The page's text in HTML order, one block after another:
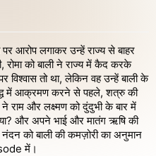
आरोप लगाकर उन्हें राज्य से बाहर
रोमा को बाली ने राज्य में कैद करके
विश्वास तो था, लेकिन वह उन्हें बाली के
युद्ध में आक्रमण करने से पहले, शत्रु की
ने राम और लक्ष्मण को दुंदुभी के बार में
और अपने भाई और मातंग ऋषि की
को बाली की कमज़ोरी का अनुमान
में।